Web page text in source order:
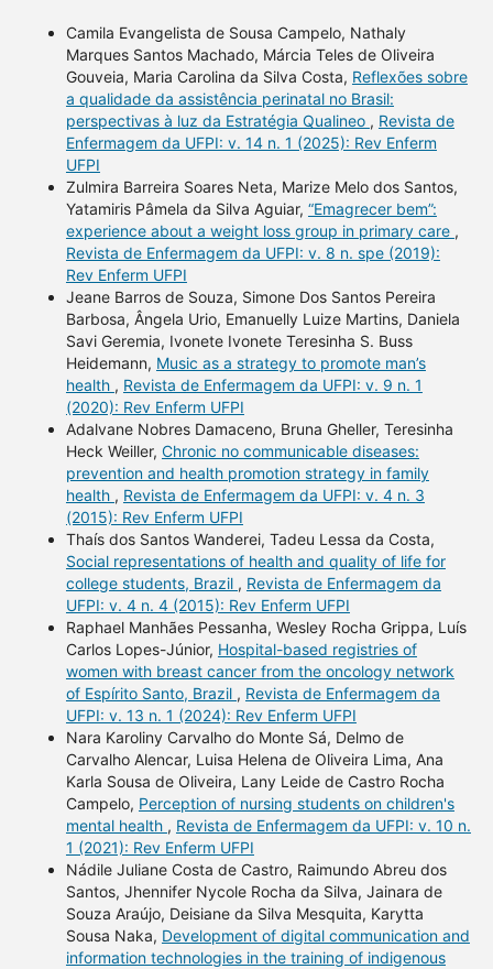
Camila Evangelista de Sousa Campelo, Nathaly
Marques Santos Machado, Márcia Teles de Oliveira
Gouveia, Maria Carolina da Silva Costa, Reflexões sobre
a qualidade da assistência perinatal no Brasil:
perspectivas à luz da Estratégia Qualineo , Revista de
Enfermagem da UFPI: v. 14 n. 1 (2025): Rev Enferm
UFPI
Zulmira Barreira Soares Neta, Marize Melo dos Santos,
Yatamiris Pâmela da Silva Aguiar, “Emagrecer bem”:
experience about a weight loss group in primary care ,
Revista de Enfermagem da UFPI: v. 8 n. spe (2019):
Rev Enferm UFPI
Jeane Barros de Souza, Simone Dos Santos Pereira
Barbosa, Ângela Urio, Emanuelly Luize Martins, Daniela
Savi Geremia, Ivonete Ivonete Teresinha S. Buss
Heidemann, Music as a strategy to promote man’s
health , Revista de Enfermagem da UFPI: v. 9 n. 1
(2020): Rev Enferm UFPI
Adalvane Nobres Damaceno, Bruna Gheller, Teresinha
Heck Weiller, Chronic no communicable diseases:
prevention and health promotion strategy in family
health , Revista de Enfermagem da UFPI: v. 4 n. 3
(2015): Rev Enferm UFPI
Thaís dos Santos Wanderei, Tadeu Lessa da Costa,
Social representations of health and quality of life for
college students, Brazil , Revista de Enfermagem da
UFPI: v. 4 n. 4 (2015): Rev Enferm UFPI
Raphael Manhães Pessanha, Wesley Rocha Grippa, Luís
Carlos Lopes-Júnior, Hospital-based registries of
women with breast cancer from the oncology network
of Espírito Santo, Brazil , Revista de Enfermagem da
UFPI: v. 13 n. 1 (2024): Rev Enferm UFPI
Nara Karoliny Carvalho do Monte Sá, Delmo de
Carvalho Alencar, Luisa Helena de Oliveira Lima, Ana
Karla Sousa de Oliveira, Lany Leide de Castro Rocha
Campelo, Perception of nursing students on children's
mental health , Revista de Enfermagem da UFPI: v. 10 n.
1 (2021): Rev Enferm UFPI
Nádile Juliane Costa de Castro, Raimundo Abreu dos
Santos, Jhennifer Nycole Rocha da Silva, Jainara de
Souza Araújo, Deisiane da Silva Mesquita, Karytta
Sousa Naka, Development of digital communication and
information technologies in the training of indigenous